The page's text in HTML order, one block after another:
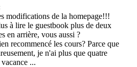
modifications de la homepage!!!
à lire le guestbook plus de deux
en arrière, vous aussi ?
recommencé les cours? Parce que
je n'ai plus que quatre
...